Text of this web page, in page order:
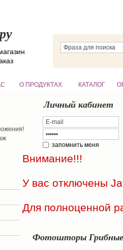
О ПРОДУКТАХ КАТАЛОГ
Личный кабинет
запомнить меня
Внимание!!!
У вас отключены
Для полноценной
Фотошторы